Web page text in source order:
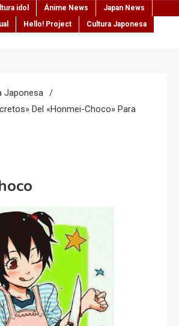
idol Ánime News
Japan News
Hello! Project
Cultura Japonesa
Japonesa
Del «Honmei-Choco» Para